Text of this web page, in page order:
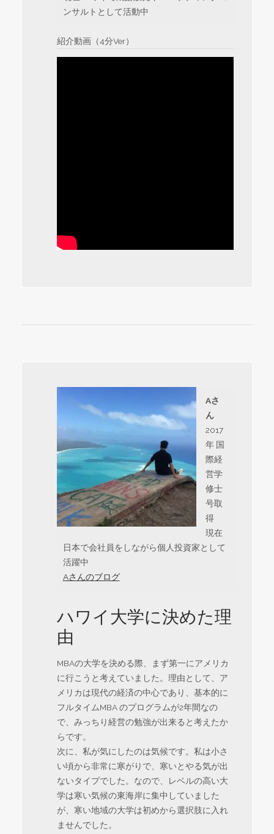
ンサルトとして活動中
紹介動画（4分Ver）
Aさ
ん
2017
年 国
際経
営学
修士
号取
得
現在
日本で会社員をしながら個人投資家として
活躍中
Aさんのブログ
ハワイ大学に決めた理
由
MBAの大学を決める際、まず第一にアメリカ
に行こうと考えていました。理由として、ア
メリカは現代の経済の中心であり、基本的に
フルタイムMBA のプログラムが2年間なの
で、みっちり経営の勉強が出来ると考えたか
らです。
次に、私が気にしたのは気候です。私は小さ
い頃から非常に寒がりで、寒いとやる気が出
ないタイプでした。なので、レベルの高い大
学は寒い気候の東海岸に集中していました
が、寒い地域の大学は初めから選択肢に入れ
ませんでした。